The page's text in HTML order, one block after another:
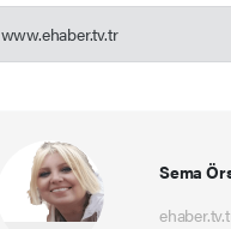
www.ehaber.tv.tr
Sema